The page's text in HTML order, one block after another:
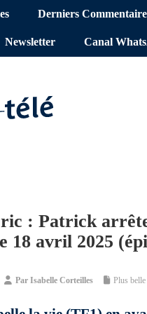
Derniers
Newsletter Canal
: Patrick
18 avril 2025
Par Isabelle Corteilles Plus